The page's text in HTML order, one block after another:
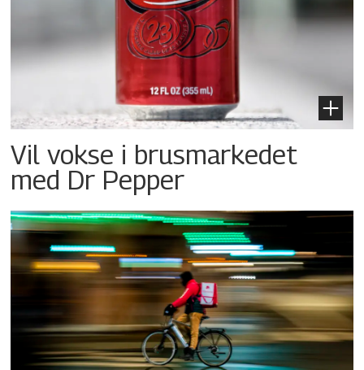
Vil vokse i brusmarkedet
med Dr Pepper